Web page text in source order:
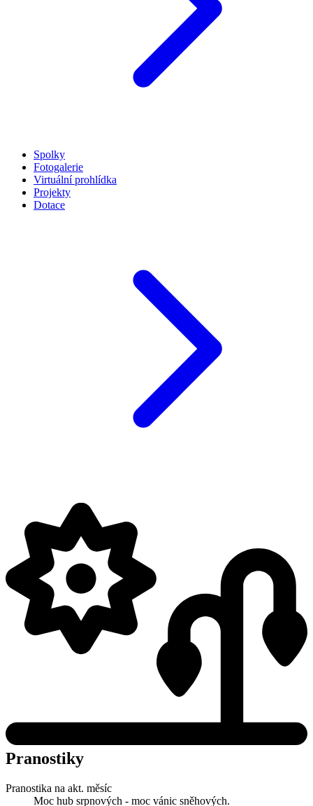
Spolky
Fotogalerie
Virtuální prohlídka
Projekty
Dotace
Pranostiky
Pranostika na akt. měsíc
Moc hub srpnových - moc vánic sněhových.